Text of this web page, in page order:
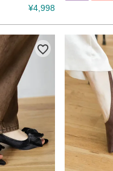
¥4,998